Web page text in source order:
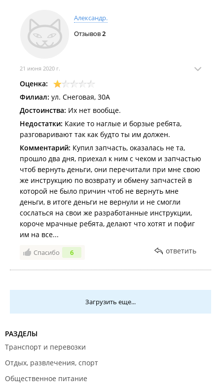
Александр.
Отзывов2
21 июня 2020 г.
Оценка:
Филиал: ул. Снеговая, 30А
Достоинства: Их нет вообще.
Недостатки: Какие то наглые и борзые ребята,
разговаривают так как будто ты им должен.
Комментарий: Купил запчасть, оказалась не та,
прошло два дня, приехал к ним с чеком и запчастью
чтоб вернуть деньги, они перечитали при мне свою
же инструкцию по возврату и обмену запчастей в
которой не было причин чтоб не вернуть мне
деньги, в итоге деньги не вернули и не смогли
сослаться на свои же разработанные инструкции,
короче мрачные ребята, делают что хотят и пофиг
им на все...
Спасибо 6 ответить
Загрузить еще...
РАЗДЕЛЫ
Транспорт и перевозки
Отдых, развлечения, спорт
Общественное питание